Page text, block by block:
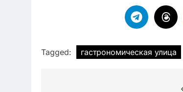
Tagged: гастрономическая улица